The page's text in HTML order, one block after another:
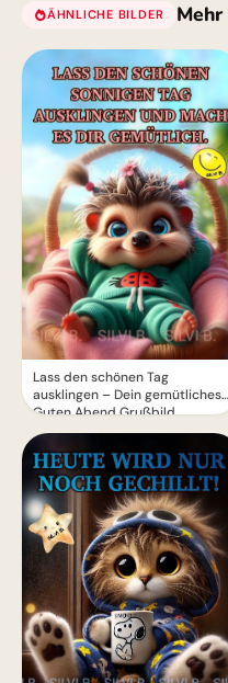
ÄHNLICHE BILDER
Lass den schönen Tag
ausklingen – Dein gemütliches
Guten Abend Grußbild